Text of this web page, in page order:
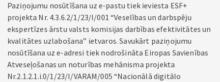
Paziņojumu nosūtīšana uz e-pastu tiek ieviesta ESF+
projekta Nr. 4.3.6.2/1/23/I/001 “Veselības un darbspēju
ekspertīzes ārstu valsts komisijas darbības efektivitātes un
kvalitātes uzlabošana” ietvaros. Savukārt paziņojumu
nosūtīšana uz e-adresi tiek nodrošināta Eiropas Savienības
Atveseļošanas un noturības mehānisma projekta
Nr.2.1.2.1.i.0/1/23/I/VARAM/005 “Nacionālā digitālo